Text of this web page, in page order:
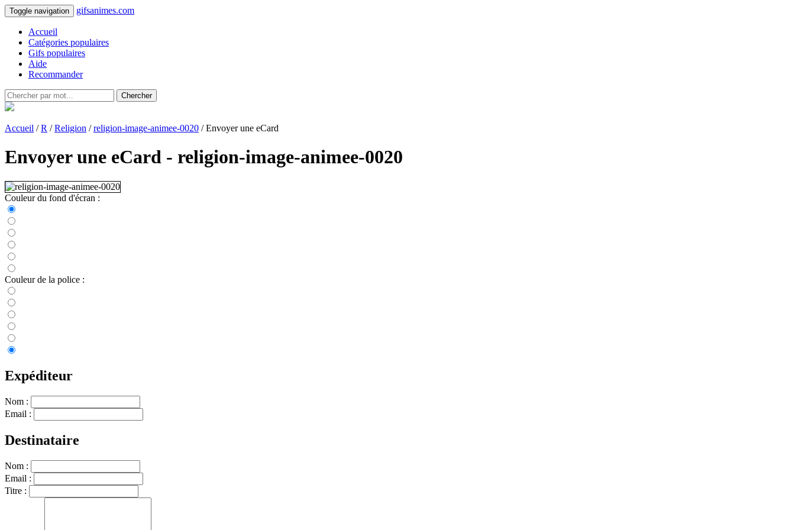
Toggle navigation gifsanimes.com
Accueil
Catégories populaires
Gifs populaires
Aide
Recommander
Chercher
Accueil /R /Religion /religion-image-animee-0020 / Envoyer une eCard
Envoyer une eCard - religion-image-animee-0020
Couleur du fond d'écran :
Couleur de la police :
Expéditeur
Nom :
Email :
Destinataire
Nom :
Email :
Titre :